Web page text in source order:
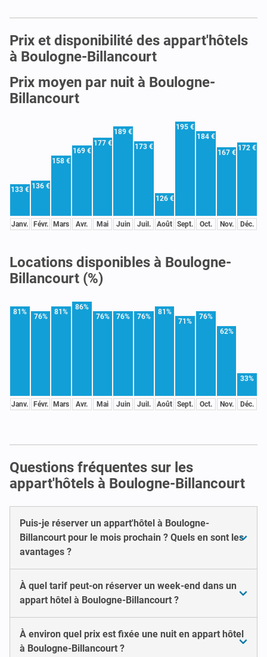
Prix et disponibilité des appart'hôtels
à Boulogne-Billancourt
Prix moyen par nuit à Boulogne-
Billancourt
133 €
Janv.
136 €
Févr.
158 €
Mars
169 €
Avr.
177 €
Mai
189 €
Juin
173 €
Juil.
126 €
Août
195 €
Sept.
184 €
Oct.
167 €
Nov.
172 €
Déc.
Locations disponibles à Boulogne-
Billancourt (%)
81%
Janv.
76%
Févr.
81%
Mars
86%
Avr.
76%
Mai
76%
Juin
76%
Juil.
81%
Août
71%
Sept.
76%
Oct.
62%
Nov.
33%
Déc.
Questions fréquentes sur les
appart'hôtels à Boulogne-Billancourt
Puis-je réserver un appart'hôtel à Boulogne-
Billancourt pour le mois prochain ? Quels en sont les
avantages ?
À quel tarif peut-on réserver un week-end dans un
appart hôtel à Boulogne-Billancourt ?
À environ quel prix est fixée une nuit en appart hôtel
à Boulogne-Billancourt ?